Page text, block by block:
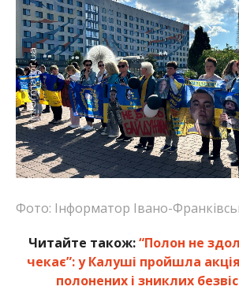
Фото: Інформатор Івано-
Читайте також:“Полон не
чекає”: у Калуші пройшла
полонених і зниклих